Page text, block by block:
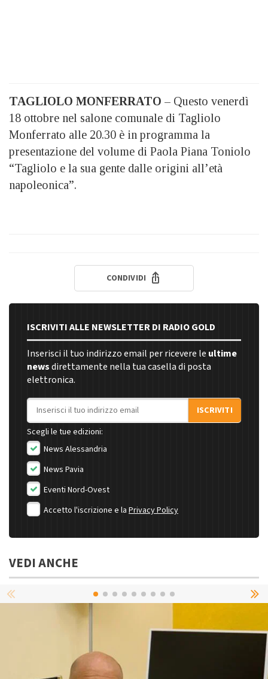
TAGLIOLO MONFERRATO – Questo venerdì
18 ottobre nel salone comunale di Tagliolo
Monferrato alle 20.30 è in programma la
presentazione del volume di Paola Piana Toniolo
“Tagliolo e la sua gente dalle origini all’età
napoleonica”.
CONDIVIDI
ISCRIVITI ALLE NEWSLETTER DI RADIO GOLD
Inserisci il tuo indirizzo email per ricevere le ultime
newsdirettamente nella tua casella di posta
elettronica.
Indirizzo email
ISCRIVITI
Scegli le tue edizioni:
News Alessandria
News Pavia
Eventi Nord-Ovest
Accetto l'iscrizione e la Privacy Policy
VEDI ANCHE